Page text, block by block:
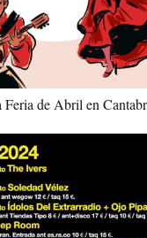
Feria de Abril en